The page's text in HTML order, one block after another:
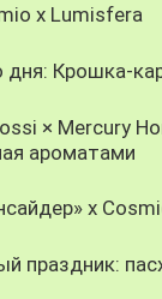
x Lumisfera
Крошка-
× Mercury
ароматами
х
праздник: